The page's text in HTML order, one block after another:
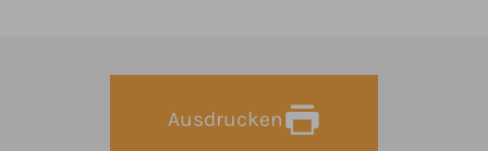
Ausdrucken